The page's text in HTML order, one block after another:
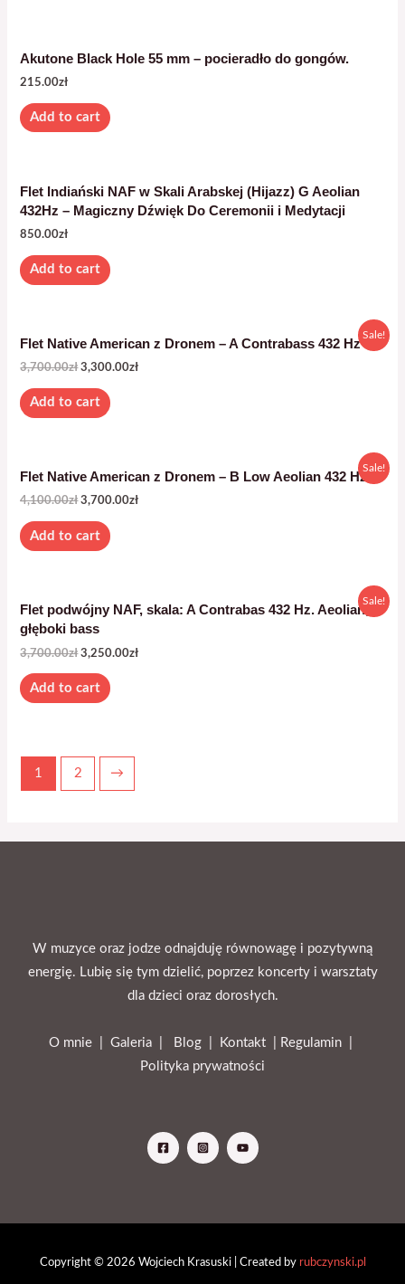
Akutone Black Hole 55 mm – pocieradło do gongów.
215.00zł
Add to cart
Flet Indiański NAF w Skali Arabskej (Hijazz) G Aeolian
432Hz – Magiczny Dźwięk Do Ceremonii i Medytacji
850.00zł
Add to cart
Sale!
Flet Native American z Dronem – A Contrabass 432 Hz
3,700.00zł 3,300.00zł
Add to cart
Sale!
Flet Native American z Dronem – B Low Aeolian 432 Hz
4,100.00zł 3,700.00zł
Add to cart
Sale!
Flet podwójny NAF, skala: A Contrabas 432 Hz. Aeolian,
głęboki bass
3,700.00zł 3,250.00zł
Add to cart
1 2 →
W muzyce oraz jodze odnajduję równowagę i pozytywną
energię. Lubię się tym dzielić, poprzez koncerty i warsztaty
dla dzieci oraz dorosłych.
O mnie | Galeria Blog Kontakt | Regulamin
Polityka prywatności
Copyright © 2026 Wojciech Krasuski | Created by rubczynski.pl